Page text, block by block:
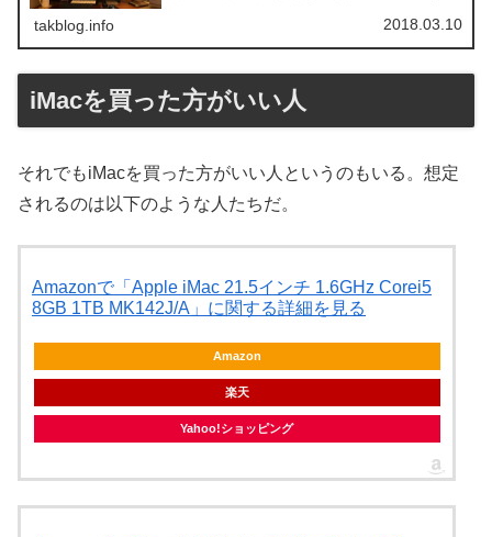
4Kディスプレイは、21.5インチのFull HDディスプレイ4枚
takblog.info 2018.03.10
iMacを買った方がいい人
それでもiMacを買った方がいい人というのもいる。想定
されるのは以下のような人たちだ。
Amazonで「Apple iMac 21.5インチ 1.6GHz Corei5
8GB 1TB MK142J/A」に関する詳細を見る
Amazon
楽天
Yahoo!ショッピング